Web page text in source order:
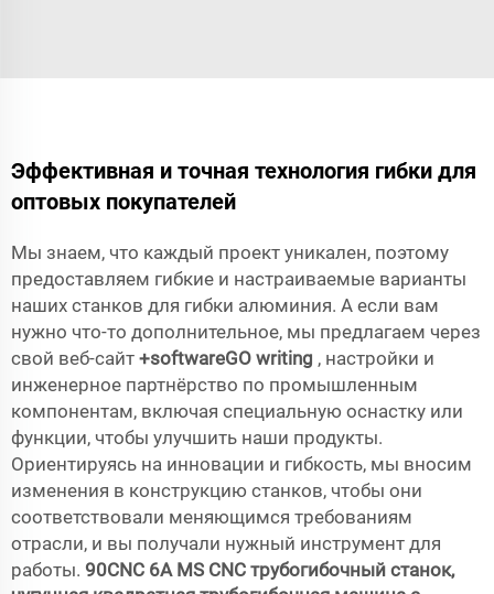
Эффективная и точная технология гибки для
оптовых покупателей
Мы знаем, что каждый проект уникален, поэтому
предоставляем гибкие и настраиваемые варианты
наших станков для гибки алюминия. А если вам
нужно что-то дополнительное, мы предлагаем через
свой веб-сайт +softwareGO writing , настройки и
инженерное партнёрство по промышленным
компонентам, включая специальную оснастку или
функции, чтобы улучшить наши продукты.
Ориентируясь на инновации и гибкость, мы вносим
изменения в конструкцию станков, чтобы они
соответствовали меняющимся требованиям
отрасли, и вы получали нужный инструмент для
работы. 90CNC 6A MS CNC трубогибочный станок,